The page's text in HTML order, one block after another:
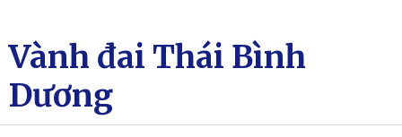
Vành đai Thái Bình
Dương